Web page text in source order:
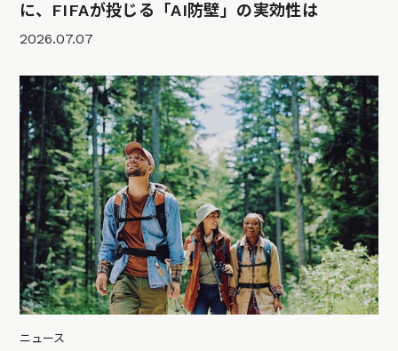
に、FIFAが投じる「AI防壁」の実効性は
2026.07.07
ニュース